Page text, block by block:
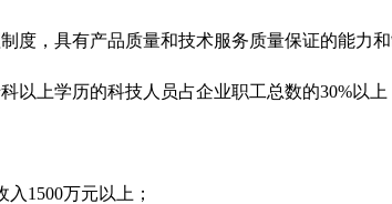
度，具有产品质量和技术服务质量保证的能力
以上学历的科技人员占企业职工总数的30%以
1500万元以上；